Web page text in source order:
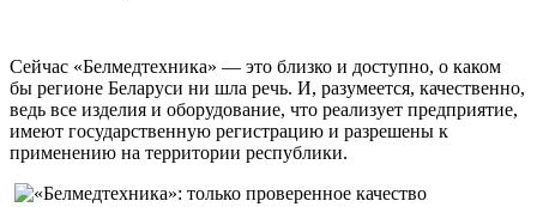
Сейчас «Белмедтехника» — это близко и доступно, о каком
бы регионе Беларуси ни шла речь. И, разумеется, качественно,
ведь все изделия и оборудование, что реализует предприятие,
имеют государственную регистрацию и разрешены к
применению на территории республики.